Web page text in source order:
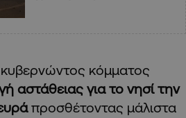
κόμματος
αστάθειας για το νησί την
προσθέτοντας μάλιστα